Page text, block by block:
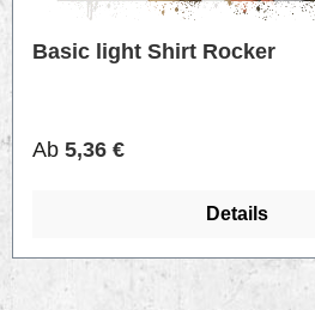
Basic light Shirt Rocker
Regulärer Preis:
Ab 5,36 €
Details